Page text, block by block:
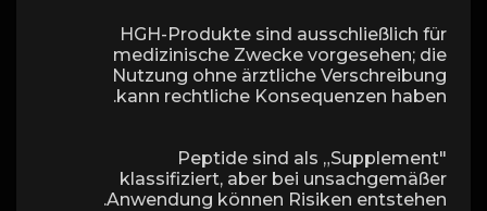
HGH-Produkte sind ausschließlich für
medizinische Zwecke vorgesehen; die
Nutzung ohne ärztliche Verschreibung
kann rechtliche Konsequenzen haben.
Peptide sind als „Supplement"
klassifiziert, aber bei unsachgemäßer
Anwendung können Risiken entstehen.